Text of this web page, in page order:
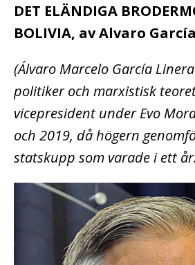
DET ELÄNDIGA
BOLIVIA, av Alvaro
(Álvaro Marcelo García
politiker och marxistisk
vicepresident under Evo
och 2019, då högern
statskupp som varade i ett